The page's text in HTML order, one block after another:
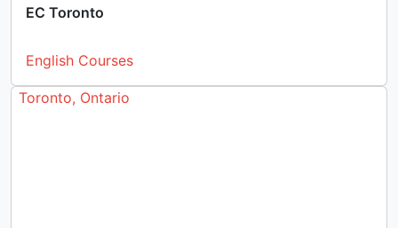
EC Toronto
English Courses
Toronto, Ontario